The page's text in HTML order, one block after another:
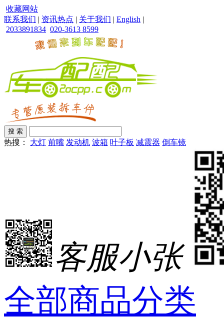
收藏网站
联系我们 | 资讯热点 | 关于我们 | English |
2033891834 020-3613 8599
热搜： 大灯 前嘴 发动机 波箱 叶子板 减震器 倒车镜
客服小张
全部商品分类